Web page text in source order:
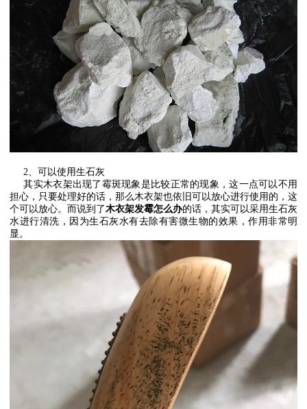
2、可以使用生石灰
其实木衣架出现了霉斑现象是比较正常的现象，这一点可以不用
担心，只要处理好的话，那么木衣架也依旧可以放心进行使用的，这
个可以放心。而说到了木衣架发霉怎么办的话，其实可以采用生石灰
水进行清洗，因为生石灰水有去除有害微生物的效果，作用非常明
显。